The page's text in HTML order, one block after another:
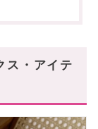
ップ”
ボトル”
”レビュー
ス・アイテ